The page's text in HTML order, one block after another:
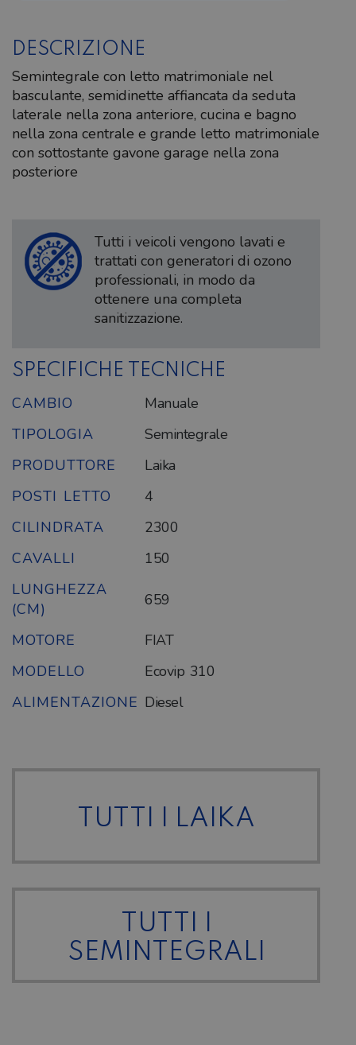
DESCRIZIONE
Semintegrale con letto matrimoniale nel
basculante, semidinette affiancata da seduta
laterale nella zona anteriore, cucina e bagno
nella zona centrale e grande letto matrimoniale
con sottostante gavone garage nella zona
posteriore
Tutti i veicoli vengono lavati e
trattati con generatori di ozono
professionali, in modo da
ottenere una completa
sanitizzazione.
SPECIFICHE TECNICHE
CAMBIO
Manuale
TIPOLOGIA
Semintegrale
PRODUTTORE
Laika
POSTI LETTO
4
CILINDRATA
2300
CAVALLI
150
LUNGHEZZA
(CM)
659
MOTORE
FIAT
MODELLO
Ecovip 310
ALIMENTAZIONE Diesel
TUTTI I LAIKA
TUTTI I
SEMINTEGRALI